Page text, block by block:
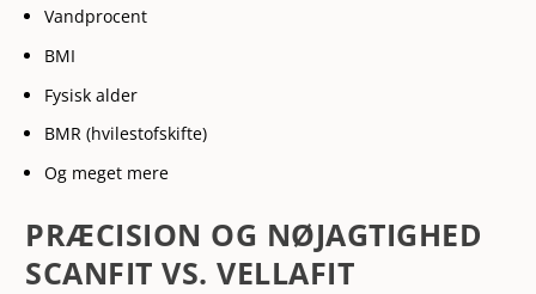
Vandprocent
BMI
Fysisk alder
BMR (hvilestofskifte)
Og meget mere
PRÆCISION OG NØJAGTIGHED
SCANFIT VS. VELLAFIT